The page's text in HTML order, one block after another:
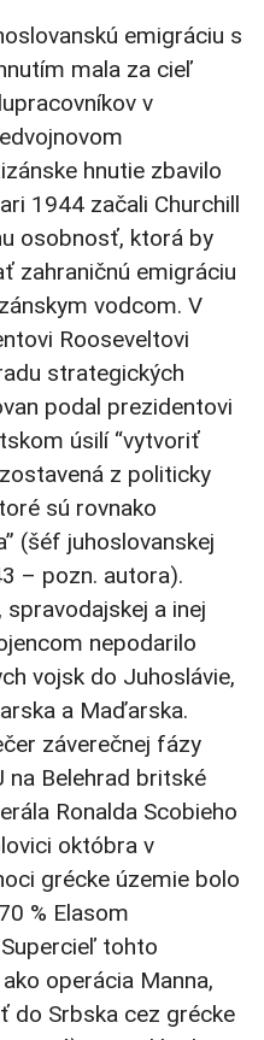
emigráciu s
mala za cieľ
v
hnutie zbavilo
1944 začali Churchill
osobnosť, ktorá by
zahraničnú emigráciu
vodcom. V
Rooseveltovi
strategických
podal prezidentovi
úsilí “vytvoriť
z politicky
sú rovnako
(šéf juhoslovanskej
– pozn. autora).
a inej
nepodarilo
vojsk do Juhoslávie,
a Maďarska.
záverečnej fázy
na Belehrad britské
Ronalda Scobieho
októbra v
grécke územie bolo
% Elasom
tohto
operácia Manna,
do Srbska cez grécke